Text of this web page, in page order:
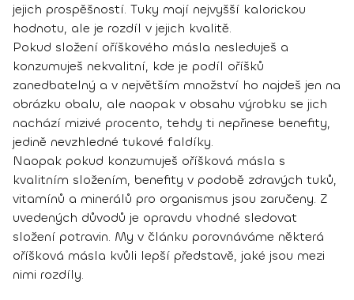
jejich prospěšností. Tuky mají nejvyšší kalorickou
hodnotu, ale je rozdíl v jejich kvalitě.
Pokud složení oříškového másla nesleduješ a
konzumuješ nekvalitní, kde je podíl oříšků
zanedbatelný a v největším množství ho najdeš jen na
obrázku obalu, ale naopak v obsahu výrobku se jich
nachází mizivé procento, tehdy ti nepřinese benefity,
jedině nevzhledné tukové faldíky.
Naopak pokud konzumuješ oříšková másla s
kvalitním složením, benefity v podobě zdravých tuků,
vitamínů a minerálů pro organismus jsou zaručeny. Z
uvedených důvodů je opravdu vhodné sledovat
složení potravin. My v článku porovnáváme některá
oříšková másla kvůli lepší představě, jaké jsou mezi
nimi rozdíly.